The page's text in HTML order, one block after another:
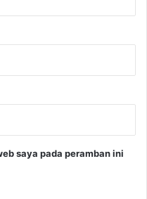
saya pada peramban ini